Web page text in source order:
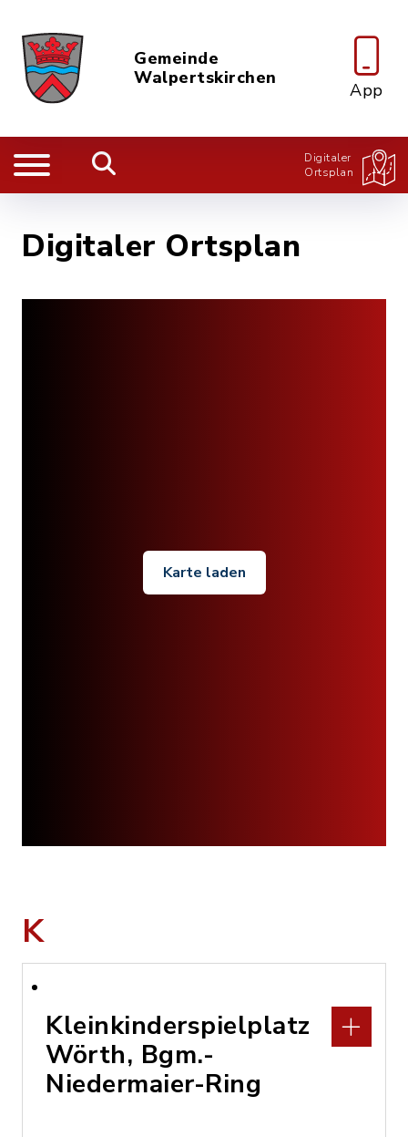
Gemeinde
Walpertskirchen
App
Digitaler
Ortsplan
Digitaler Ortsplan
Karte laden
K
Kleinkinderspielplatz
Wörth, Bgm.-
Niedermaier-Ring